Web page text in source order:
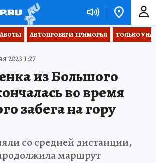
АВТОПРОБЕГИ  ПРИМОРЬЯ ТОЛЬКО У
2023 1:27
из Большого
во время
забега на гору
со средней дистанции,
маршрут